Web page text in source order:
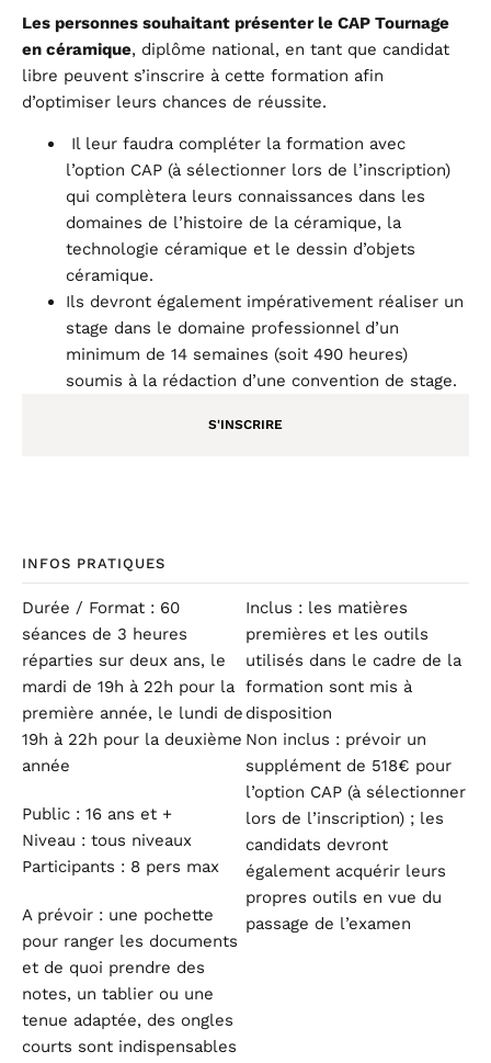
Les personnes souhaitant présenter le CAP Tournage
en céramique, diplôme national, en tant que candidat
libre peuvent s’inscrire à cette formation afin
d’optimiser leurs chances de réussite.
Il leur faudra compléter la formation avec
l’option CAP (à sélectionner lors de l’inscription)
qui complètera leurs connaissances dans les
domaines de l’histoire de la céramique, la
technologie céramique et le dessin d’objets
céramique.
Ils devront également impérativement réaliser un
stage dans le domaine professionnel d’un
minimum de 14 semaines (soit 490 heures)
soumis à la rédaction d’une convention de stage.
S'INSCRIRE
INFOS PRATIQUES
Durée / Format : 60
séances de 3 heures
réparties sur deux ans, le
mardi de 19h à 22h pour la
première année, le lundi de
19h à 22h pour la deuxième
année
Public : 16 ans et +
Niveau : tous niveaux
Participants : 8 pers max
A prévoir : une pochette
pour ranger les documents
et de quoi prendre des
notes, un tablier ou une
tenue adaptée, des ongles
courts sont indispensables
Inclus : les matières
premières et les outils
utilisés dans le cadre de la
formation sont mis à
disposition
Non inclus : prévoir un
supplément de 518€ pour
l’option CAP (à sélectionner
lors de l’inscription) ; les
candidats devront
également acquérir leurs
propres outils en vue du
passage de l’examen